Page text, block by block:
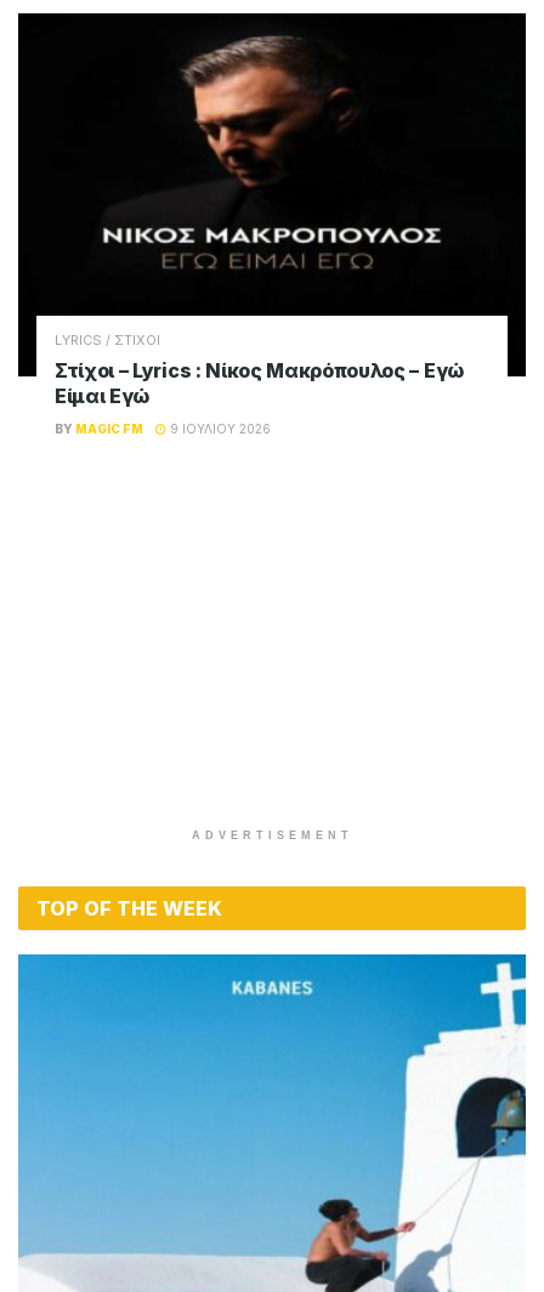
LYRICS / ΣΤΙΧΟΙ
Στίχοι – Lyrics : Νίκος Μακρόπουλος – Εγώ
Είμαι Εγώ
BY MAGIC FM 9 ΙΟΥΛΊΟΥ 2026
ADVERTISEMENT
TOP OF THE WEEK